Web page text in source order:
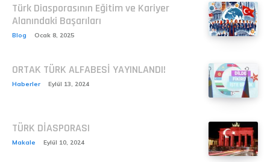
Türk Diasporasının Eğitim ve Kariyer
Alanındaki Başarıları
Blog Ocak 8, 2025
ORTAK TÜRK ALFABESİ YAYINLANDI!
Haberler Eylül 13, 2024
TÜRK DİASPORASI
Makale Eylül 10, 2024